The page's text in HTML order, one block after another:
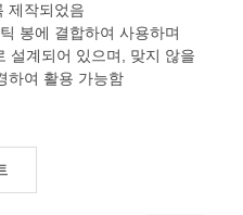
제작되었음
봉에 결합하여 사용하며
설계되어 있으며, 맞지 않을
하여 활용 가능함